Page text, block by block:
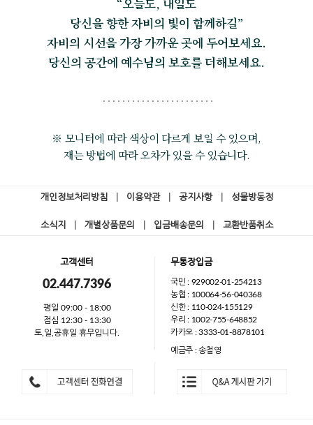
당신을 향한 자비의 빛이 함께하길”
자비의 시선을 가장 가까운 곳에 두어보세요.
당신의 공간에 예수님의 보호를 더해보세요.
※ 모니터에 따라 색상이 다르게 보일 수 있으며,
재는 방법에 따라 오차가 있을 수 있습니다.
개인정보처리방침 이용약관 공지사항 성물방동정
소식지 개별상품문의 입금배송문의 교환반품취소
고객센터
02.447.7396
평일 09:00 - 18:00
점심 12:30 - 13:30
토,일,공휴일 휴무입니다.
무통장입금
국민 : 929002-01-254213
농협 : 100064-56-040368
신한 : 110-024-155129
우리 : 1002-755-648852
카카오 : 3333-01-8878101
예금주 : 송철영